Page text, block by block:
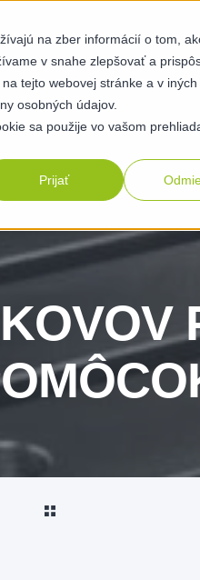
na zber informácií o tom,
v snahe zlepšovať a
tejto webovej stránke a v iných
osobných údajov.
sa použije vo vašom
Prijať
O NÁS ZDROJE